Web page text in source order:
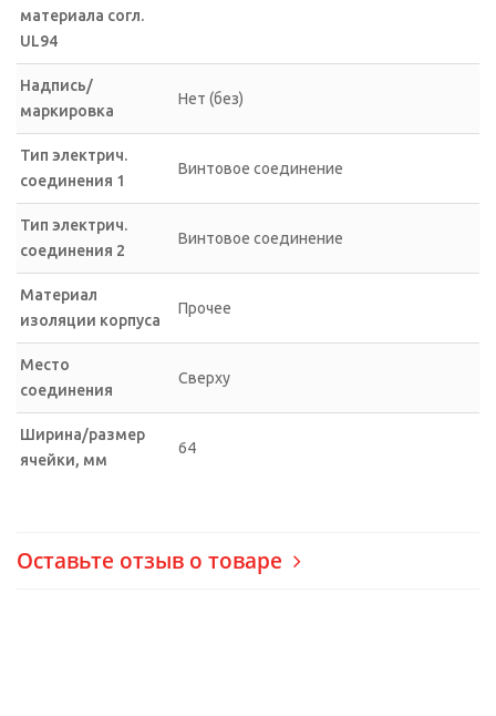
материала согл.
UL94
Надпись/
маркировка
Нет (без)
Тип электрич.
соединения 1
Винтовое соединение
Тип электрич.
соединения 2
Винтовое соединение
Материал
изоляции корпуса
Прочее
Место
соединения
Сверху
Ширина/размер
ячейки, мм
64
Оставьте отзыв о товаре